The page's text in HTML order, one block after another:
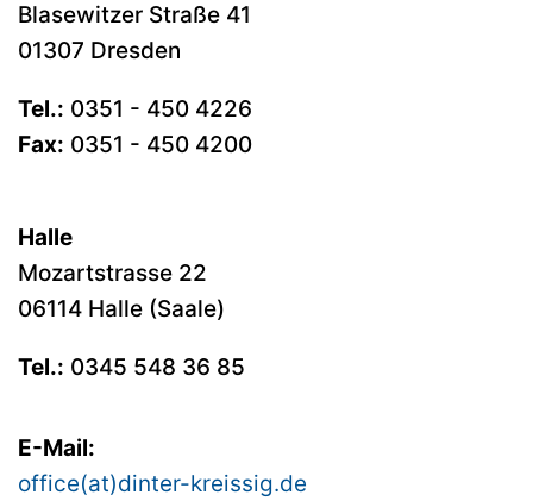
Blasewitzer Straße 41
01307 Dresden
Tel.: 0351 - 450 4226
Fax: 0351 - 450 4200
Halle
Mozartstrasse 22
06114 Halle (Saale)
Tel.: 0345 548 36 85
E-Mail:
office(at)dinter-kreissig.de